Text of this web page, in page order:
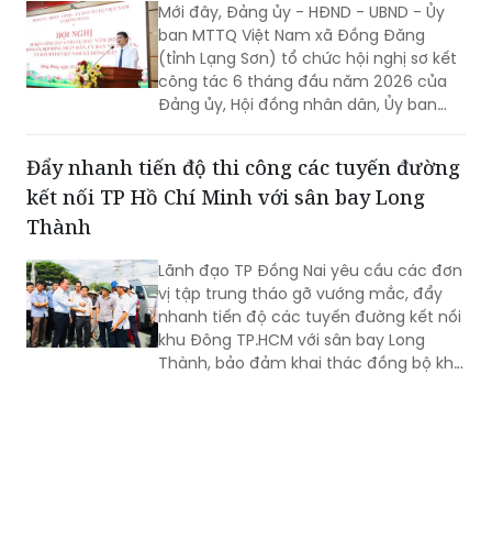
Mới đây, Đảng ủy - HĐND - UBND - Ủy
ban MTTQ Việt Nam xã Đồng Đăng
(tỉnh Lạng Sơn) tổ chức hội nghị sơ kết
công tác 6 tháng đầu năm 2026 của
Đảng ủy, Hội đồng nhân dân, Ủy ban
Đẩy nhanh tiến độ thi công các tuyến đường
kết nối TP Hồ Chí Minh với sân bay Long
Thành
Lãnh đạo TP Đồng Nai yêu cầu các đơn
vị tập trung tháo gỡ vướng mắc, đẩy
nhanh tiến độ các tuyến đường kết nối
khu Đông TP.HCM với sân bay Long
Thành, bảo đảm khai thác đồng bộ khi